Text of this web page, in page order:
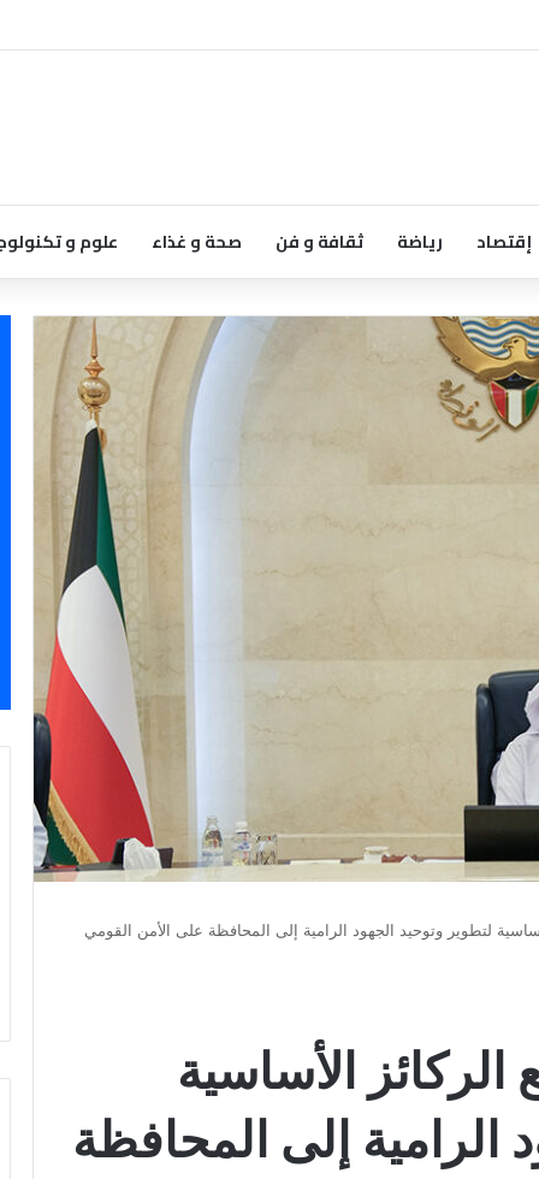
إقتصاد رياضة ثقافة و فن صحة و غذاء علوم و
لتطوير وتوحيد الجهود الرامية إلى المحافظة على الأمن القومي
الأساسية
الرامية إلى المحافظة